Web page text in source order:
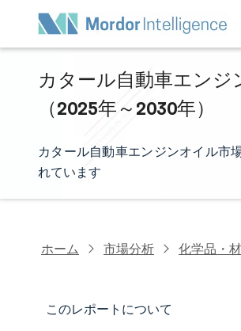
カタール自動車エンジ
（2025年～2030年）
カタール自動車エンジンオイル市
れています
ホーム 市場分析 化学品・
このレポートについて